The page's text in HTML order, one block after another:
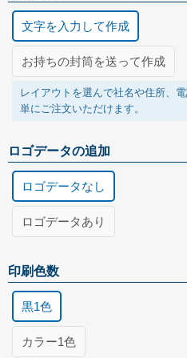
文字を入力して作成
お持ちの封筒を送って作成
レイアウトを選んで社名や住所、
単にご注文いただけます。
ロゴデータの追加
ロゴデータなし
ロゴデータあり
封筒の送付方法
写真で送る
お持ちの封筒の写真を登録してくだ
印刷用データの種類
Illustrator形式
印刷色数
黒1色
カラー1色